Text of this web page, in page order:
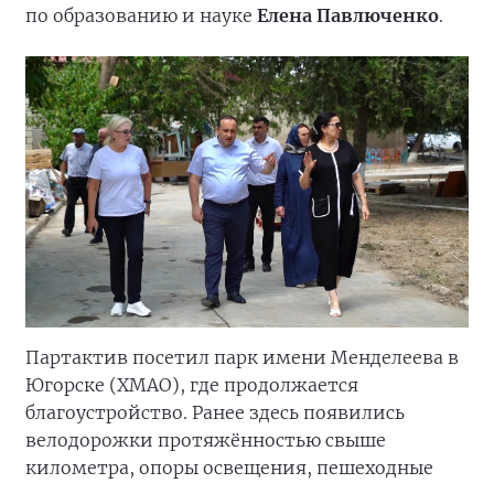
по образованию и науке Елена Павлюченко.
Партактив посетил парк имени Менделеева в
Югорске (ХМАО), где продолжается
благоустройство. Ранее здесь появились
велодорожки протяжённостью свыше
километра, опоры освещения, пешеходные